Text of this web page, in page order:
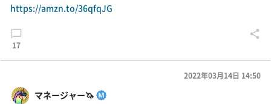
https://amzn.to/36qfqJG
17
マネージャー🦄
2022年03月14日 14:50